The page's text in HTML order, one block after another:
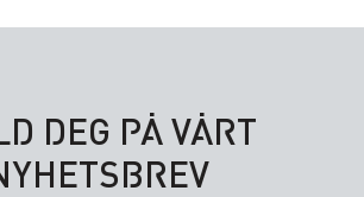
DEG PÅ VÅRT